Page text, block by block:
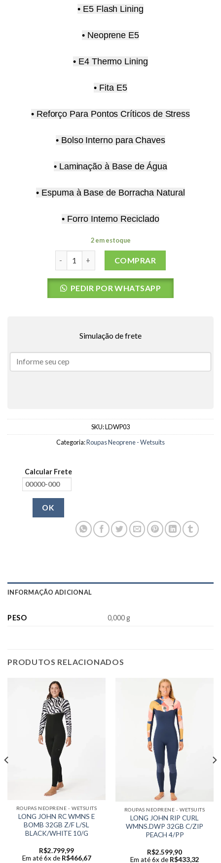
• E5 Flash Lining
• Neoprene E5
• E4 Thermo Lining
• Fita E5
• Reforço Para Pontos Críticos de Stress
• Bolso Interno para Chaves
• Laminação à Base de Água
• Espuma à Base de Borracha Natural
• Forro Interno Reciclado
2 em estoque
COMPRAR
PEDIR POR WHATSAPP
Simulação de frete
SKU:LDWP03
Categoria:Roupas Neoprene - Wetsuits
Calcular Frete
OK
INFORMAÇÃO ADICIONAL
PESO 0,000 g
PRODUTOS RELACIONADOS
ROUPAS NEOPRENE - WETSUITS
LONG JOHN RC WMNS E
BOMB 32GB Z/F L/SL
BLACK/WHITE 10/G
R$2.799,99
Em até 6x de R$466,67
ROUPAS NEOPRENE - WETSUITS
LONG JOHN RIP CURL
WMNS.DWP 32GB C/ZIP
PEACH 4/PP
R$2.599,90
Em até 6x de R$433,32